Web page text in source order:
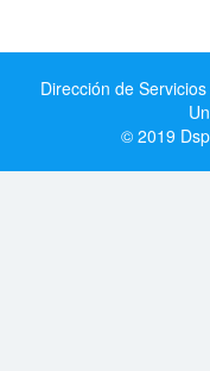
Dirección de
© 2019